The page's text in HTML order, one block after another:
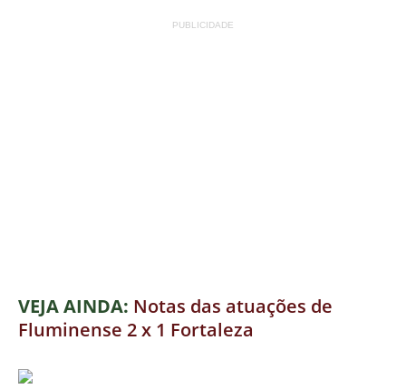
PUBLICIDADE
VEJA AINDA: Notas das atuações de
Fluminense 2 x 1 Fortaleza